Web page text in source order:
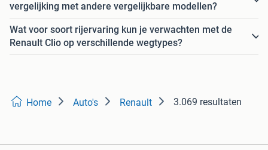
vergelijking met andere vergelijkbare modellen?
Wat voor soort rijervaring kun je verwachten met de
Renault Clio op verschillende wegtypes?
Home Auto's Renault 3.069 resultaten